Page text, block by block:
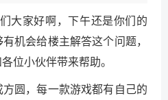
大家好啊，下午还是你们的
机会给楼主解答这个问题，
位小伙伴带来帮助。
圆，每一款游戏都有自己的